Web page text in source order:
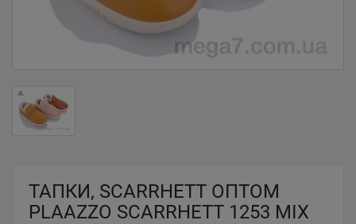
ТАПКИ, SCARRHETT ОПТОМ
PLAAZZO SCARRHETT 1253 MIX